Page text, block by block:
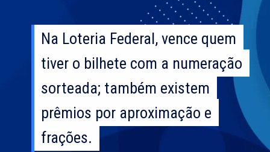
Na Loteria Federal, vence quem
tiver o bilhete com a numeração
sorteada; também existem
prêmios por aproximação e
frações.
Na Loteria Federal, vence quem
tiver o bilhete com a numeração
sorteada; também existem
prêmios por aproximação e
frações.